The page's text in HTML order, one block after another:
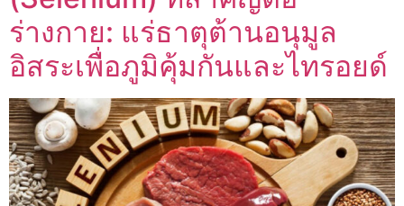
ร่างกาย: แร่ธาตุต้านอนุมูล
อิสระเพื่อภูมิคุ้มกันและไทรอยด์